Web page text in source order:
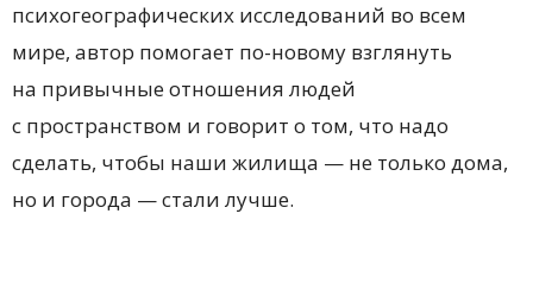
психогеографических исследований во всем
мире, автор помогает по-новому взглянуть
на привычные отношения людей
с пространством и говорит о том, что надо
сделать, чтобы наши жилища — не только дома,
но и города — стали лучше.